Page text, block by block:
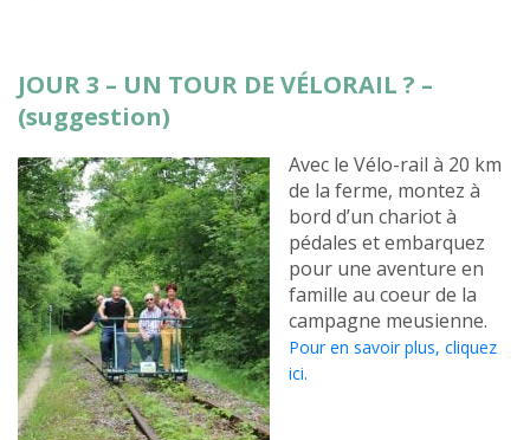
JOUR 3 – UN TOUR DE VÉLORAIL ? –
(suggestion)
Avec le Vélo-rail à 20 km
de la ferme, montez à
bord d’un chariot à
pédales et embarquez
pour une aventure en
famille au coeur de la
campagne meusienne.
Pour en savoir plus, cliquez
ici.